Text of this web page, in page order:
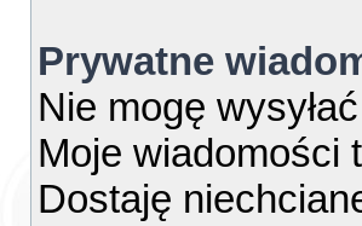
Prywatne
Nie mogę
Moje wiadomości
Dostaję